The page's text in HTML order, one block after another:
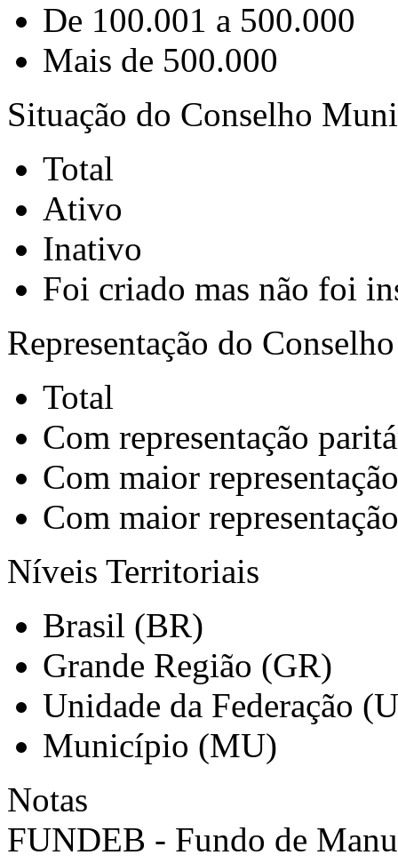
De 100.001 a 500.000
Mais de 500.000
Situação do Conselho
Total
Ativo
Inativo
Foi criado mas não foi
Representação do
Total
Com representação
Com maior
Com maior
Níveis Territoriais
Brasil (BR)
Grande Região (GR)
Unidade da Federação
Município (MU)
Notas
FUNDEB - Fundo de